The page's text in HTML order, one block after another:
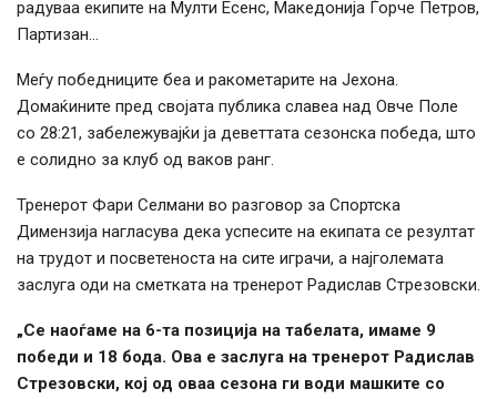
радуваа екипите на Мулти Есенс, Македонија Ѓорче Петров,
Партизан…
Меѓу победниците беа и ракометарите на Јехона.
Домаќините пред својата публика славеа над Овче Поле
со 28:21, забележувајќи ја деветтата сезонска победа, што
е солидно за клуб од ваков ранг.
Тренерот Фари Селмани во разговор за Спортска
Димензија нагласува дека успесите на екипата се резултат
на трудот и посветеноста на сите играчи, а најголемата
заслуга оди на сметката на тренерот Радислав Стрезовски.
„Се наоѓаме на 6-та позиција на табелата, имаме 9
победи и 18 бода. Ова е заслуга на тренерот Радислав
Стрезовски, кој од оваа сезона ги води машките со